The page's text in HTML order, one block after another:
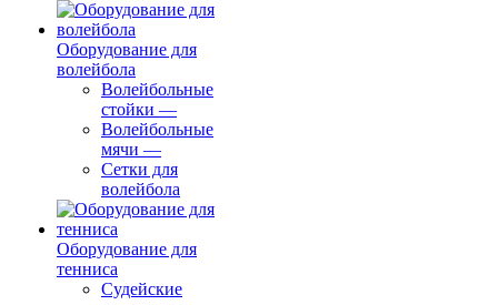
Оборудование для
волейбола
Волейбольные
стойки —
Волейбольные
мячи —
Сетки для
волейбола
Оборудование для
тенниса
Судейские